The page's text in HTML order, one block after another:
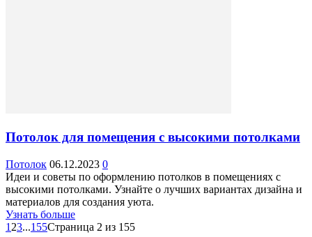
Потолок для помещения с высокими потолками
Потолок 06.12.2023 0
Идеи и советы по оформлению потолков в помещениях с
высокими потолками. Узнайте о лучших вариантах дизайна и
материалов для создания уюта.
Узнать больше
1 23...155Страница 2 из 155